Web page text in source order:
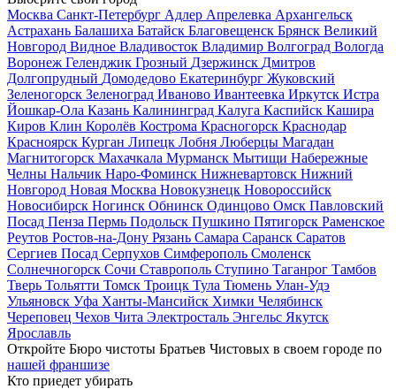
Москва Санкт-Петербург Адлер Апрелевка Архангельск
Астрахань Балашиха Батайск Благовещенск Брянск Великий
Новгород Видное Владивосток Владимир Волгоград Вологда
Воронеж Геленджик Грозный Дзержинск Дмитров
Долгопрудный Домодедово Екатеринбург Жуковский
Зеленогорск Зеленоград Иваново Ивантеевка Иркутск Истра
Йошкар-Ола Казань Калининград Калуга Каспийск Кашира
Киров Клин Королёв Кострома Красногорск Краснодар
Красноярск Курган Липецк Лобня Люберцы Магадан
Магнитогорск Махачкала Мурманск Мытищи Набережные
Челны Нальчик Наро-Фоминск Нижневартовск Нижний
Новгород Новая Москва Новокузнецк Новороссийск
Новосибирск Ногинск Обнинск Одинцово Омск Павловский
Посад Пенза Пермь Подольск Пушкино Пятигорск Раменское
Реутов Ростов-на-Дону Рязань Самара Саранск Саратов
Сергиев Посад Серпухов Симферополь Смоленск
Солнечногорск Сочи Ставрополь Ступино Таганрог Тамбов
Тверь Тольятти Томск Троицк Тула Тюмень Улан-Удэ
Ульяновск Уфа Ханты-Мансийск Химки Челябинск
Череповец Чехов Чита Электросталь Энгельс Якутск
Ярославль
Откройте Бюро чистоты Братьев Чистовых в своем городе по
нашей франшизе
Кто приедет убирать